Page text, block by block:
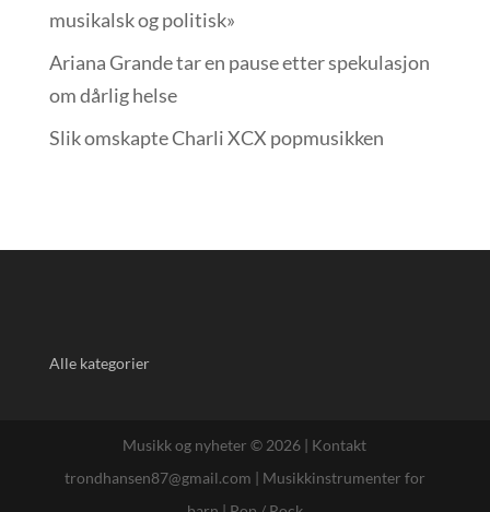
musikalsk og politisk»
Ariana Grande tar en pause etter spekulasjon
om dårlig helse
Slik omskapte Charli XCX popmusikken
Alle kategorier
Musikk og nyheter © 2026 | Kontakt
trondhansen87@gmail.com | Musikkinstrumenter for